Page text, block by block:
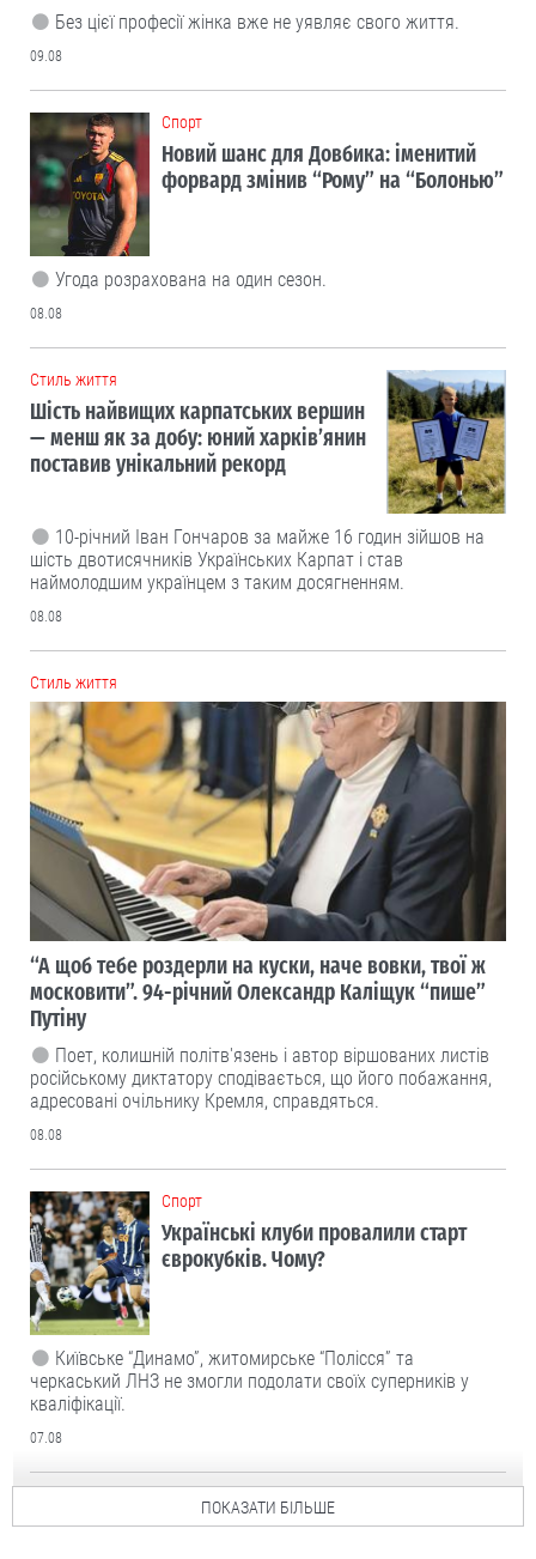
Без цієї професії жінка вже не уявляє свого життя.
09.08
Cпорт
Новий шанс для Довбика: іменитий
форвард змінив “Рому” на “Болонью”
Угода розрахована на один сезон.
08.08
Cтиль життя
Шість найвищих карпатських вершин
— менш як за добу: юний харків’янин
поставив унікальний рекорд
10-річний Іван Гончаров за майже 16 годин зійшов на
шість двотисячників Українських Карпат і став
наймолодшим українцем з таким досягненням.
08.08
Cтиль життя
“А щоб тебе роздерли на куски, наче вовки, твої ж
московити”. 94-річний Олександр Каліщук “пише”
Путіну
Поет, колишній політв'язень і автор віршованих листів
російському диктатору сподівається, що його побажання,
адресовані очільнику Кремля, справдяться.
08.08
Cпорт
Українські клуби провалили старт
єврокубків. Чому?
Київське “Динамо”, житомирське “Полісся” та
черкаський ЛНЗ не змогли подолати своїх суперників у
кваліфікації.
07.08
ПОКАЗАТИ БІЛЬШЕ